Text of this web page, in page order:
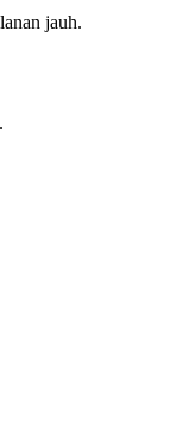
jauh.